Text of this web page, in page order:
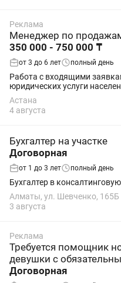
Реклама
Менеджер по
350 000 - 750 000 ₸
от 3 до 6 лет полный день
Работа с входящими
юридических услуги
пт с 09.00 до 18.00 или с
суббота в месяц.
Астана
4 августа
Бухгалтер на участке
Договорная
от 1 до 3 лет полный день
Бухгалтер в
Алматы, ул. Шевченко, 165Б
3 августа
Реклама
Требуется помощник
девушки с
Договорная